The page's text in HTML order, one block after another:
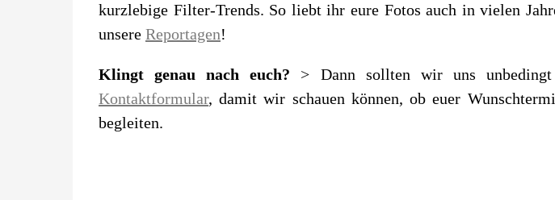
kurzlebige Filter-Trends. So liebt ihr eure Fotos auch in vielen
unsere Reportagen!
Klingt genau nach euch? > Dann sollten wir uns unbedingt
Kontaktformular, damit wir schauen können, ob euer
begleiten.